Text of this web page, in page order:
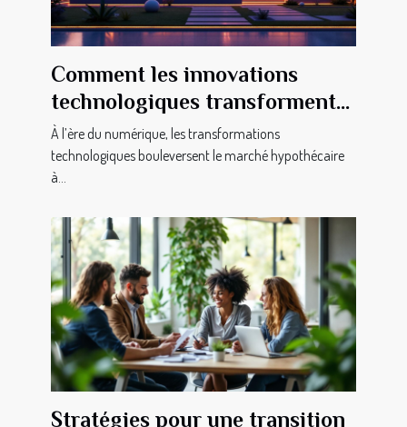
Comment les innovations
technologiques transforment-
elles le marché hypothécaire ?
À l’ère du numérique, les transformations
technologiques bouleversent le marché hypothécaire
à...
Stratégies pour une transition